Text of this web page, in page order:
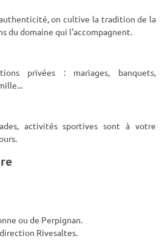
on cultive la tradition de la
du domaine qui l'accompagnent.
privées : mariages, banquets,
activités sportives sont à votre
ou de Perpignan.
Rivesaltes.